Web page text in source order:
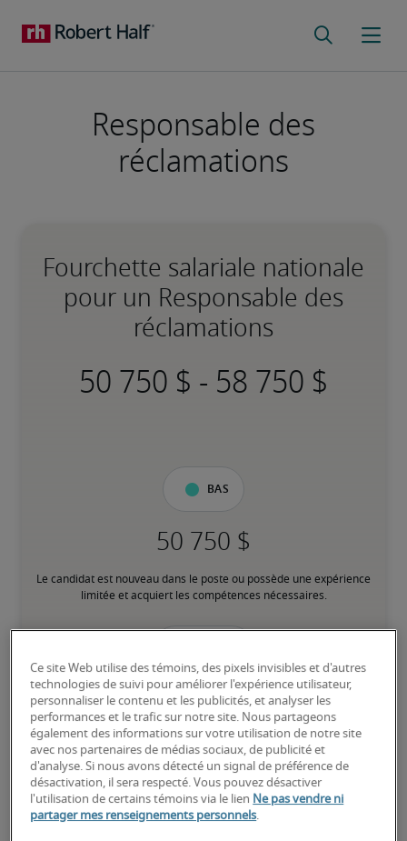
Responsable des
réclamations
Fourchette salariale nationale
pour un Responsable des
réclamations
-
Bas
Le candidat est nouveau dans le poste ou possède une expérience
limitée et acquiert les compétences nécessaires.
Le candidat possède une expérience modérée dans le poste,
répond à la plupart des exigences ou possède des compétences
transférables équivalentes, et peut également détenir des
certifications pertinentes.
Ce site Web utilise des témoins, des pixels invisibles et d'autres
technologies de suivi pour améliorer l'expérience utilisateur,
personnaliser le contenu et les publicités, et analyser les
performances et le trafic sur notre site. Nous partageons
également des informations sur votre utilisation de notre site
avec nos partenaires de médias sociaux, de publicité et
d'analyse. Si nous avons détecté un signal de préférence de
désactivation, il sera respecté. Vous pouvez désactiver
l'utilisation de certains témoins via le lien Ne pas vendre ni
partager mes renseignements personnels.